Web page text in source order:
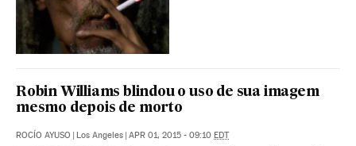
Robin Williams blindou o uso de sua imagem
mesmo depois de morto
ROCÍO AYUSO | Los Angeles | APR 01, 2015 - 09:10 EDT